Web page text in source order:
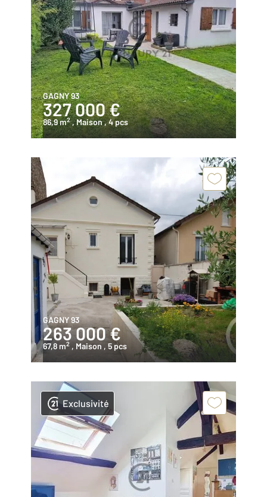
GAGNY 93
327 000 €
86,9 m2 , Maison, 4 pcs
GAGNY 93
263 000 €
67,8 m2 , Maison, 5 pcs
Exclusivité